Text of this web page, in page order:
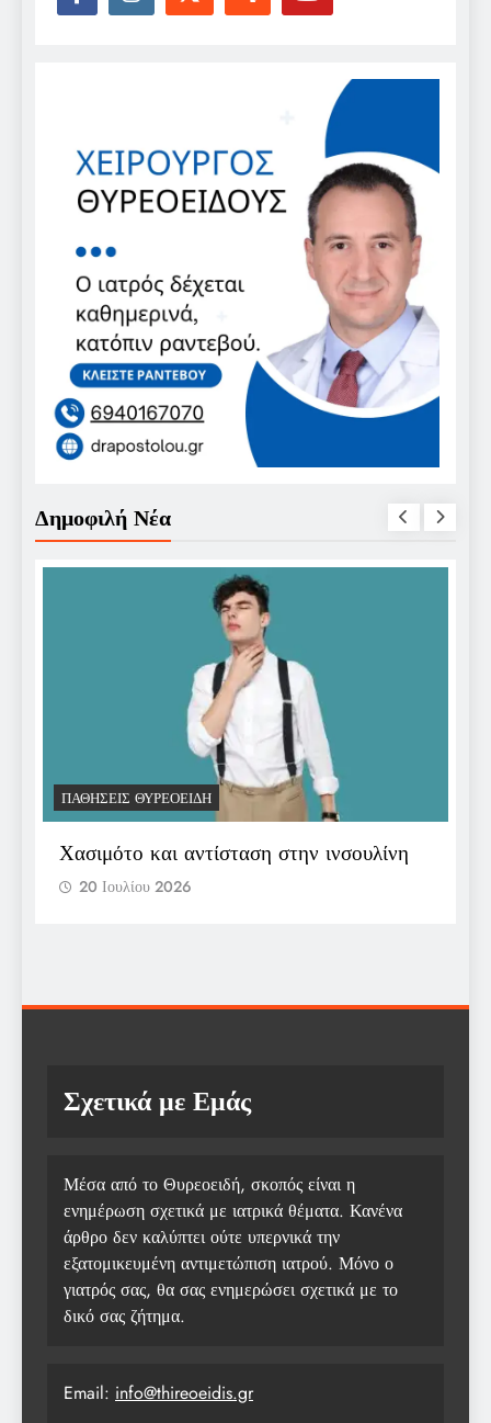
Δημοφιλή Νέα
ΠΑΘΉΣΕΙΣ ΘΥΡΕΟΕΙΔΉ
Χασιμότο και αντίσταση στην ινσουλίνη
20 Ιουλίου 2026
Σχετικά με Εμάς
Μέσα από το Θυρεοειδή, σκοπός είναι η
ενημέρωση σχετικά με ιατρικά θέματα. Κανένα
άρθρο δεν καλύπτει ούτε υπερνικά την
εξατομικευμένη αντιμετώπιση ιατρού. Μόνο ο
γιατρός σας, θα σας ενημερώσει σχετικά με το
δικό σας ζήτημα.
Email: info@thireoeidis.gr